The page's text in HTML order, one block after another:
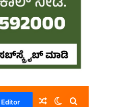
Random Article
Switch skin
Search for